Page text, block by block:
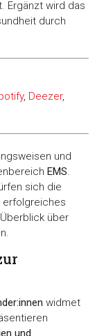
Ergänzt wird das
durch
, Deezer,
und
EMS.
sich die
erfolgreiches
über
widmet
und